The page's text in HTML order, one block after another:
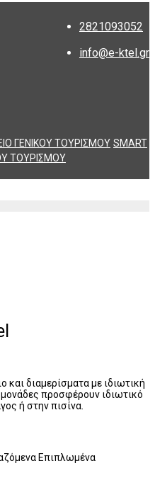
2821093052
info@e-ktel.gr
SMART
ΤΟΥΡΙΣΜΟΥ
και διαμερίσματα με ιδιωτική
προσφέρουν ιδιωτικό
ή στην πισίνα.
Επιπλωμένα